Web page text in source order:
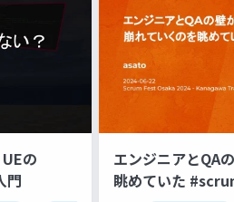
の
門
エンジニアとQA
眺めていた